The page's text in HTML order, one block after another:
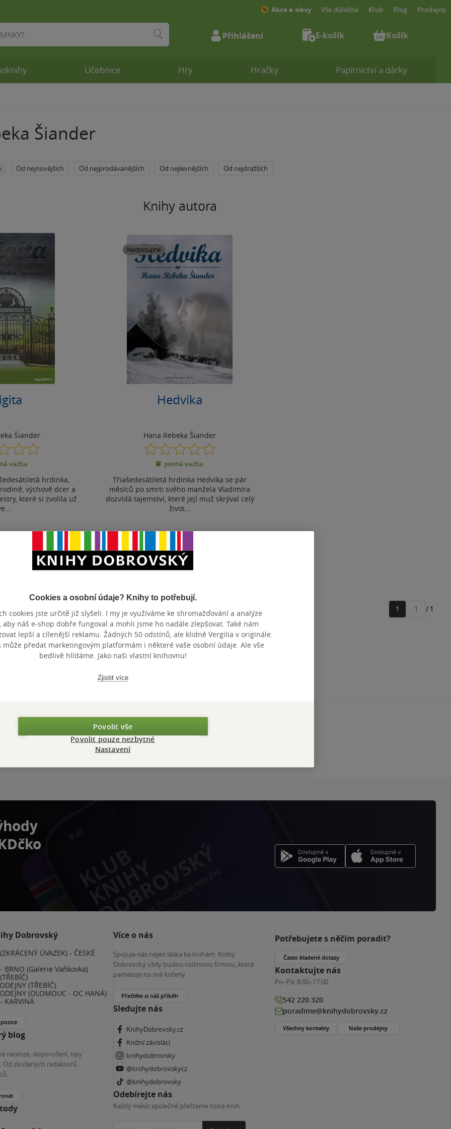
Šiander
Od nejnovějších Od nejprodávanějších Od nejlevnějších Od nejdražších
Knihy autora
Šiander
0.0
z
5 vazba
hrdinka,
výchově dcer a
které si zvolila už
Nedostupné
Hedvika
Hana Rebeka Šiander
0.0
z
5
pevná vazba
Třiašedesátiletá hrdinka Hedvika se pár
měsíců po smrti svého manžela Vladimíra
dozvídá tajemství, které její muž skrýval celý
život...
Uložit do seznamu
Zobrazeno 3 z 3
1
Přejít
/ 1
Učebnice Hry Hračky Papírnictví a dárky
Akce a slevy Vše důležité Klub Blog Prodejny
Přihlášení E-košík Košík
Dobrovský
ÚVAZEK) - ČESKÉ
BRNO (Galerie Vaňkovka)
(TŘEBÍČ)
(OLOMOUC - OC HANÁ)
KARVINÁ
blog
recenze, doporučení, tipy
Od zkušených redaktorů
Více o nás
Spojuje nás nejen láska ke knihám. Knihy
Dobrovský vždy budou rodinnou firmou, která
pamatuje na své kořeny.
Přečtěte si náš příběh
Sledujte nás
KnihyDobrovsky.cz
Knižní závisláci
knihydobrovsky
@knihydobrovskycz
@knihydobrovsky
Odebírejte nás
Každý měsíc společně přečteme tisíce knih
Potřebujete s něčím poradit?
Často kladené dotazy
Kontaktujte nás
Po–Pá: 8:00–17:00
542 220 320
poradime@knihydobrovsky.cz
Všechny kontakty Naše prodejny
Cookies a osobní údaje? Knihy to potřebují.
cookies jste určitě již slyšeli. I my je využíváme ke shromažďování a analýze
aby náš e-shop dobře fungoval a mohli jsme ho nadále zlepšovat. Také nám
lepší a cílenější reklamu. Žádných 50 odstínů, ale klidně Vergilia v originále.
může předat marketingovým platformám i některé vaše osobní údaje. Ale vše
bedlivě hlídáme. Jako naši vlastní knihovnu!
Zjistit více
Povolit vše
Povolit pouze nezbytné
Nastavení